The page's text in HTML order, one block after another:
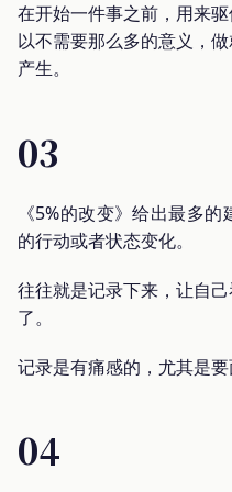
在开始一件事之前，用来
以不需要那么多的意义，
产生。
03
《5%的改变》给出最多
的行动或者状态变化。
往往就是记录下来，让自
了。
记录是有痛感的，尤其是要
04